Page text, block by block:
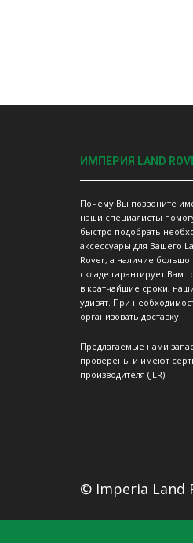
ИМПЕРИЯ LAND
Почему Вы позвоните
наши специалисты
быстро подобрать
аксессуары для Вашего
Rover, а наличие
складе гарантирует Вам
в кратчайшие сроки,
удивят. При
организовать доставку.
Предлагаемые нами
проверены и имеют
производителя (JLR).
© Imperia Land